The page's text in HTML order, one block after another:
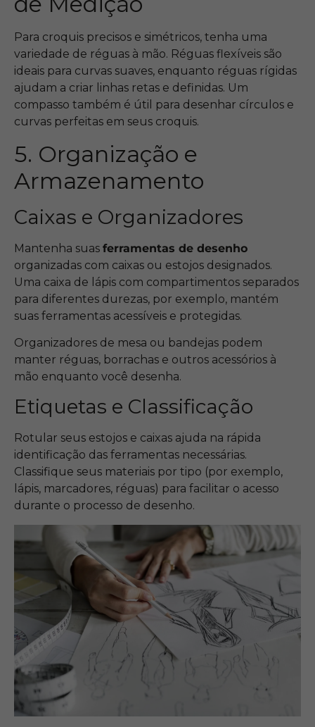
Para croquis precisos e simétricos, tenha uma
variedade de réguas à mão. Réguas flexíveis são
ideais para curvas suaves, enquanto réguas rígidas
ajudam a criar linhas retas e definidas. Um
compasso também é útil para desenhar círculos e
curvas perfeitas em seus croquis.
5. Organização e
Armazenamento
Caixas e Organizadores
Mantenha suas ferramentas de desenho
organizadas com caixas ou estojos designados.
Uma caixa de lápis com compartimentos separados
para diferentes durezas, por exemplo, mantém
suas ferramentas acessíveis e protegidas.
Organizadores de mesa ou bandejas podem
manter réguas, borrachas e outros acessórios à
mão enquanto você desenha.
Etiquetas e Classificação
Rotular seus estojos e caixas ajuda na rápida
identificação das ferramentas necessárias.
Classifique seus materiais por tipo (por exemplo,
lápis, marcadores, réguas) para facilitar o acesso
durante o processo de desenho.